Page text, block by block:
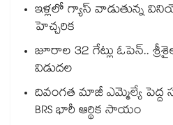
ఇళ్లలో గ్యాస్ వాడుతున్న
హెచ్చరిక
జూరాల 32 గేట్లు ఓపెన్..
విడుదల
దివంగత మాజీ ఎమ్మెల్యే పెద్ద
BRS భారీ ఆర్థిక సాయం